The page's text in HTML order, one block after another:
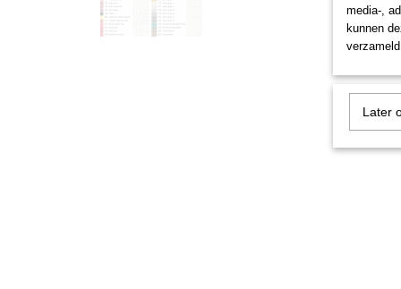
media-,
kunnen
Later